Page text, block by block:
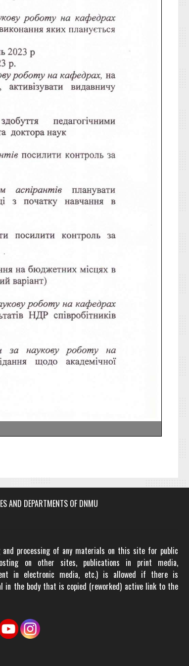
AND DEPARTMENTS OF DNMU
and processing of any materials on this site for public
on other sites, publications in print media,
in electronic media, etc.) is allowed if there is
in the body that is copied (reworked) active link to the